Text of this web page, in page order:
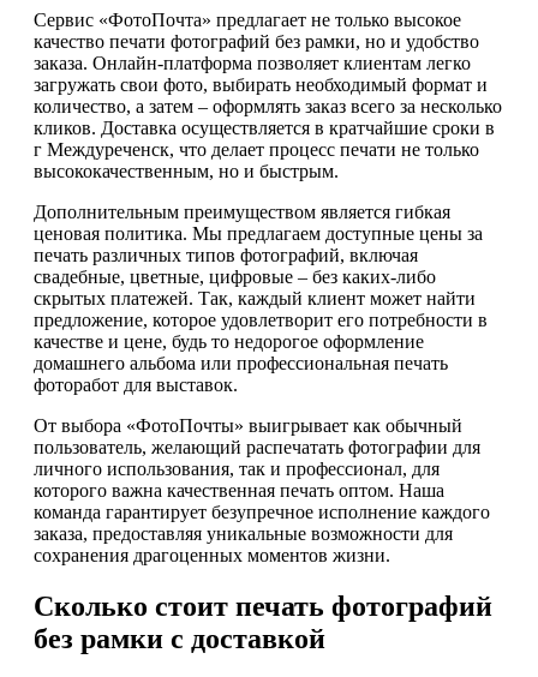
Сервис «ФотоПочта» предлагает не только высокое
качество печати фотографий без рамки, но и удобство
заказа. Онлайн-платформа позволяет клиентам легко
загружать свои фото, выбирать необходимый формат и
количество, а затем – оформлять заказ всего за несколько
кликов. Доставка осуществляется в кратчайшие сроки в
г Междуреченск, что делает процесс печати не только
высококачественным, но и быстрым.
Дополнительным преимуществом является гибкая
ценовая политика. Мы предлагаем доступные цены за
печать различных типов фотографий, включая
свадебные, цветные, цифровые – без каких-либо
скрытых платежей. Так, каждый клиент может найти
предложение, которое удовлетворит его потребности в
качестве и цене, будь то недорогое оформление
домашнего альбома или профессиональная печать
фоторабот для выставок.
От выбора «ФотоПочты» выигрывает как обычный
пользователь, желающий распечатать фотографии для
личного использования, так и профессионал, для
которого важна качественная печать оптом. Наша
команда гарантирует безупречное исполнение каждого
заказа, предоставляя уникальные возможности для
сохранения драгоценных моментов жизни.
Сколько стоит печать фотографий
без рамки с доставкой